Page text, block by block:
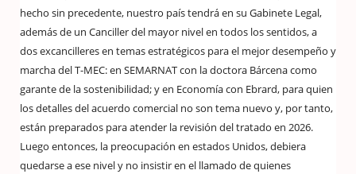
hecho sin precedente, nuestro país tendrá en su Gabinete Legal,
además de un Canciller del mayor nivel en todos los sentidos, a
dos excancilleres en temas estratégicos para el mejor desempeño y
marcha del T-MEC: en SEMARNAT con la doctora Bárcena como
garante de la sostenibilidad; y en Economía con Ebrard, para quien
los detalles del acuerdo comercial no son tema nuevo y, por tanto,
están preparados para atender la revisión del tratado en 2026.
Luego entonces, la preocupación en estados Unidos, debiera
quedarse a ese nivel y no insistir en el llamado de quienes